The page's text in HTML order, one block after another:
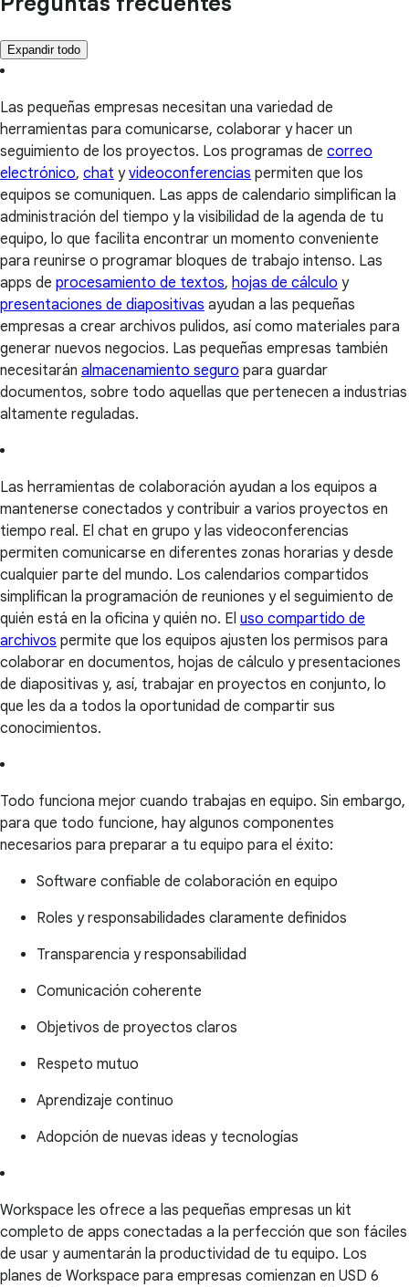
Expandir todo
Las pequeñas empresas necesitan una variedad de
herramientas para comunicarse, colaborar y hacer un
seguimiento de los proyectos. Los programas de correo
electrónico, chat yvideoconferencias permiten que los
equipos se comuniquen. Las apps de calendario simplifican la
administración del tiempo y la visibilidad de la agenda de tu
equipo, lo que facilita encontrar un momento conveniente
para reunirse o programar bloques de trabajo intenso. Las
apps de procesamiento de textos, hojas de cálculo y
presentaciones de diapositivas ayudan a las pequeñas
empresas a crear archivos pulidos, así como materiales para
generar nuevos negocios. Las pequeñas empresas también
necesitarán almacenamiento seguro para guardar
documentos, sobre todo aquellas que pertenecen a industrias
altamente reguladas.
Las herramientas de colaboración ayudan a los equipos a
mantenerse conectados y contribuir a varios proyectos en
tiempo real. El chat en grupo y las videoconferencias
permiten comunicarse en diferentes zonas horarias y desde
cualquier parte del mundo. Los calendarios compartidos
simplifican la programación de reuniones y el seguimiento de
quién está en la oficina y quién no. El uso compartido de
archivos permite que los equipos ajusten los permisos para
colaborar en documentos, hojas de cálculo y presentaciones
de diapositivas y, así, trabajar en proyectos en conjunto, lo
que les da a todos la oportunidad de compartir sus
conocimientos.
Todo funciona mejor cuando trabajas en equipo. Sin embargo,
para que todo funcione, hay algunos componentes
necesarios para preparar a tu equipo para el éxito:
Software confiable de colaboración en equipo
Roles y responsabilidades claramente definidos
Transparencia y responsabilidad
Comunicación coherente
Objetivos de proyectos claros
Respeto mutuo
Aprendizaje continuo
Adopción de nuevas ideas y tecnologías
Workspace les ofrece a las pequeñas empresas un kit
completo de apps conectadas a la perfección que son fáciles
de usar y aumentarán la productividad de tu equipo. Los
planes de Workspace para empresas comienzan en USD 6